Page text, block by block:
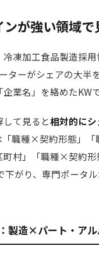
ンが強い領域
凍加工食品製造採
ターがシェアの大半
企業名」を絡めたKW
て見ると相対的に
「職種×契約形態」
村」「職種×契約
下がり、専門ポータ
製造×パート・アル